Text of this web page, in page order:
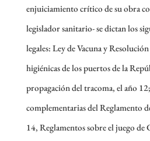
enjuiciamiento crítico de su obra
legislador sanitario- se dictan los
legales: Ley de Vacuna y
higiénicas de los puertos de la
propagación del tracoma, el año
complementarias del Reglamento
14, Reglamentos sobre el juego de